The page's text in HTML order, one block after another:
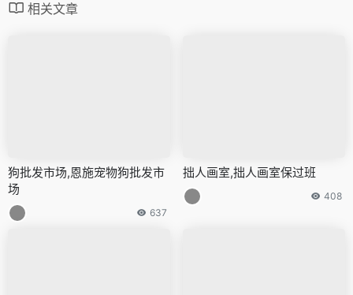
相关文章
狗批发市场,恩施宠物狗批发市
场
637
拙人画室,拙人画室保过班
408